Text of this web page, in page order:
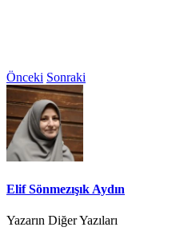
Önceki Sonraki
Elif Sönmezışık Aydın
Yazarın Diğer Yazıları